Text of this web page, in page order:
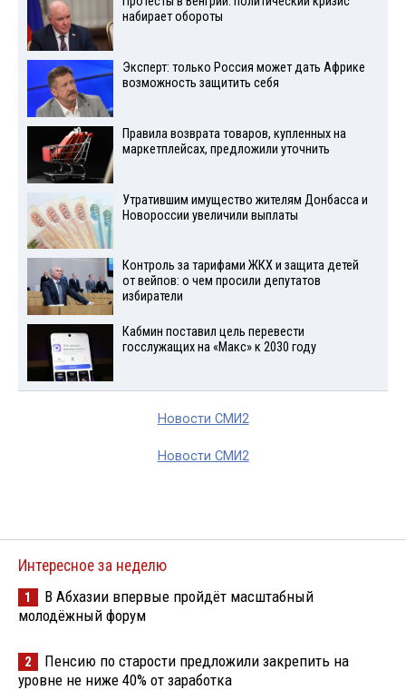
набирает обороты
Эксперт: только Россия может дать Африке
возможность защитить себя
Правила возврата товаров, купленных на
маркетплейсах, предложили уточнить
Утратившим имущество жителям Донбасса и
Новороссии увеличили выплаты
Контроль за тарифами ЖКХ и защита детей
от вейпов: о чем просили депутатов
избиратели
Кабмин поставил цель перевести
госслужащих на «Макс» к 2030 году
Новости СМИ2
Новости СМИ2
Интересное за неделю
1
В Абхазии впервые пройдёт масштабный
молодёжный форум
2
Пенсию по старости предложили закрепить на
уровне не ниже 40% от заработка